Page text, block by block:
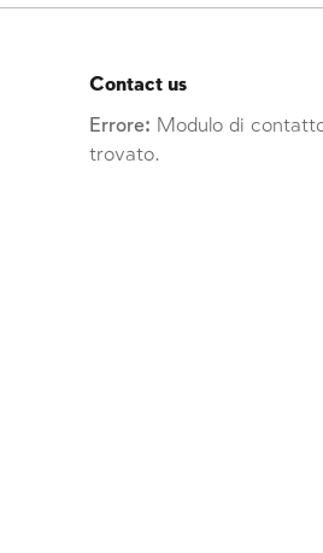
Contact us
Errore: Modulo di
trovato.